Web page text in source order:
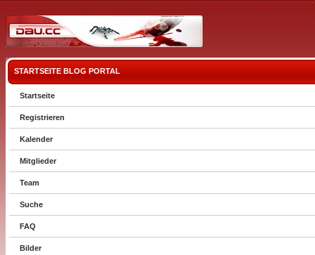
STARTSEITE BLOG PORTAL
Startseite
Registrieren
Kalender
Mitglieder
Team
Suche
FAQ
Bilder